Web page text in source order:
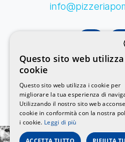
Avviso legale
Questo sito web utilizza
cookie
Questo sito web utilizza i cookie per
migliorare la tua esperienza di
Utilizzando il nostro sito web
cookie in conformità con la nostra
i cookie. Leggi di più